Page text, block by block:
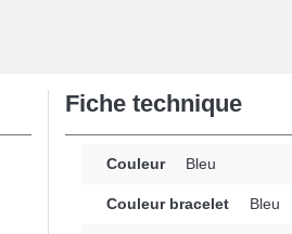
Fiche technique
Couleur Bleu
Couleur bracelet Bleu